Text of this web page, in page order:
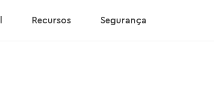
Recursos Segurança